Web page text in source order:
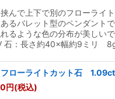
んで上下で別のフローライ
るバレット型のペンダント
るような色の分布が美しいで
石：長さ約40×幅約9ミリ
フローライトカット石 1.09ct
円(税込)